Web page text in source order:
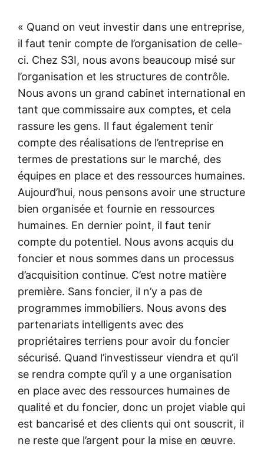
« Quand on veut investir dans une entreprise,
il faut tenir compte de l’organisation de celle-
ci. Chez S3I, nous avons beaucoup misé sur
l’organisation et les structures de contrôle.
Nous avons un grand cabinet international en
tant que commissaire aux comptes, et cela
rassure les gens. Il faut également tenir
compte des réalisations de l’entreprise en
termes de prestations sur le marché, des
équipes en place et des ressources humaines.
Aujourd’hui, nous pensons avoir une structure
bien organisée et fournie en ressources
humaines. En dernier point, il faut tenir
compte du potentiel. Nous avons acquis du
foncier et nous sommes dans un processus
d’acquisition continue. C’est notre matière
première. Sans foncier, il n’y a pas de
programmes immobiliers. Nous avons des
partenariats intelligents avec des
propriétaires terriens pour avoir du foncier
sécurisé. Quand l’investisseur viendra et qu’il
se rendra compte qu’il y a une organisation
en place avec des ressources humaines de
qualité et du foncier, donc un projet viable qui
est bancarisé et des clients qui ont souscrit, il
ne reste que l’argent pour la mise en œuvre.